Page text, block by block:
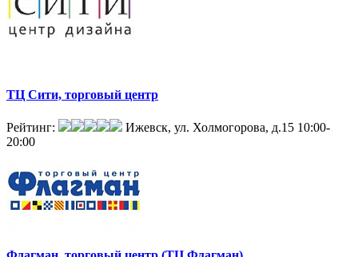
ТЦ Сити, торговый центр
Рейтинг: Ижевск, ул. Холмогорова, д.15 10:00-
20:00